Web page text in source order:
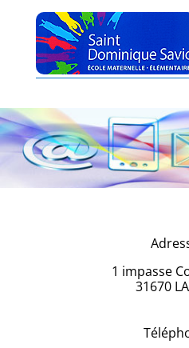
1 impasse
31670